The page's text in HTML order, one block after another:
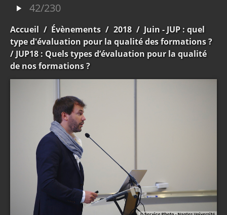
42/230
Accueil / Évènements / 2018 / Juin - JUP : quel
type d'évaluation pour la qualité des formations ?
/ JUP18 : Quels types d’évaluation pour la qualité
de nos formations ?